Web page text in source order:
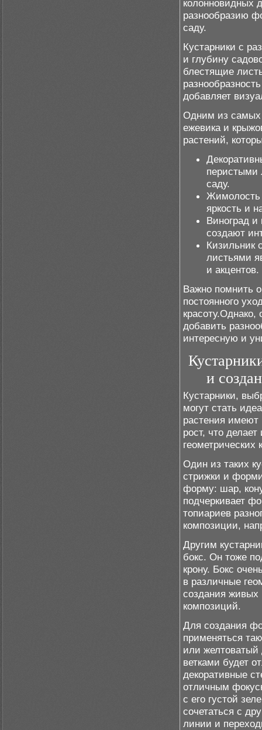
колонновидных
разнообразию
саду.
Кустарники с
и глубину
блестящие
добавляет
Одним из самых
ежевика и
растений,
перистыми
саду.
Жимолость
яркость и
Виноград
создают
Кизильник
листьями
и акцентов.
Важно помнить
постоянного
добавить
интересную и
и
Кустарники,
могут стать
растения имеют
рост, что
геометрических
Один из таких
стрижки и
форму: шар,
подчеркивает
топиариев
композиции,
Другим
бокс. Он тоже
крону. Бокс
в различные
создания живых
композиций.
Для создания
применяться
или
ветками будет
декоративные
отличным
с его густой
сочетаться с
линии и